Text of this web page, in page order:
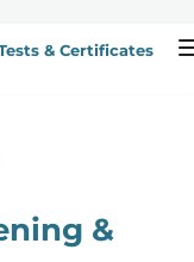
& Certificates
&